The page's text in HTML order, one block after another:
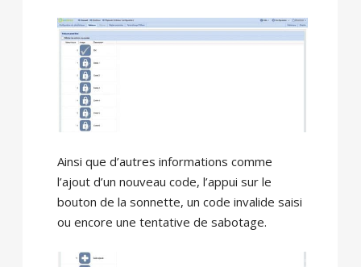
Ainsi que d’autres informations comme
l’ajout d’un nouveau code, l’appui sur le
bouton de la sonnette, un code invalide saisi
ou encore une tentative de sabotage.